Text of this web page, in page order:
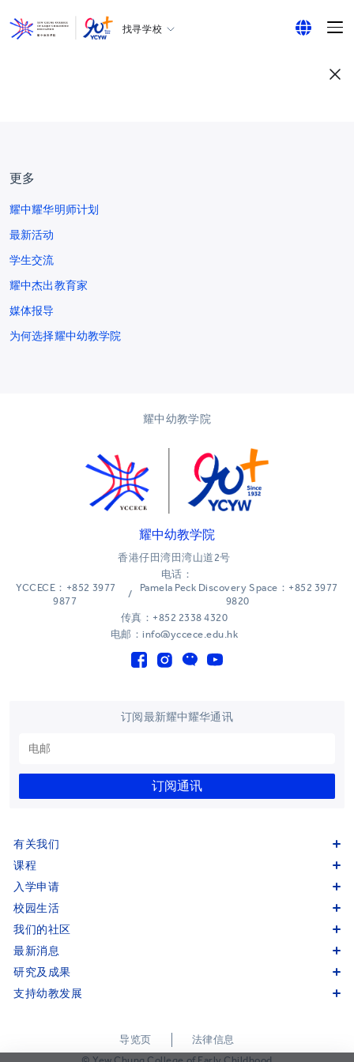
找寻学校
更多
耀中耀华明师计划
最新活动
学生交流
耀中杰出教育家
媒体报导
为何选择耀中幼教学院
耀中幼教学院
耀中幼教学院
香港仔田湾田湾山道2号
电话：
YCCECE：+852 3977
9877
/
Pamela Peck Discovery Space：+852 3977
9820
传真：+852 2338 4320
电邮：info@yccece.edu.hk
订阅最新耀中耀华通讯
订阅通讯
有关我们
课程
入学申请
校园生活
我们的社区
最新消息
研究及成果
支持幼教发展
导览页
法律信息
© Yew Chung College of Early Childhood